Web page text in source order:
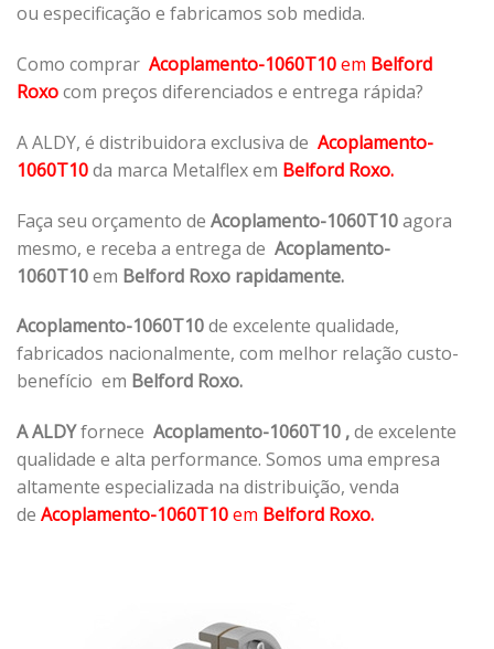
ou especificação e fabricamos sob medida.
Como comprar Acoplamento-1060T10em Belford
Roxocom preços diferenciados e entrega rápida?
A ALDY, é distribuidora exclusiva de Acoplamento-
1060T10da marca Metalflex em Belford Roxo.
Faça seu orçamento de Acoplamento-1060T10agora
mesmo, e receba a entrega de Acoplamento-
1060T10em Belford Roxo rapidamente.
Acoplamento-1060T10de excelente qualidade,
fabricados nacionalmente, com melhor relação custo-
benefício em Belford Roxo.
A ALDYfornece Acoplamento-1060T10 ,de excelente
qualidade e alta performance. Somos uma empresa
altamente especializada na distribuição, venda
de Acoplamento-1060T10em Belford Roxo.